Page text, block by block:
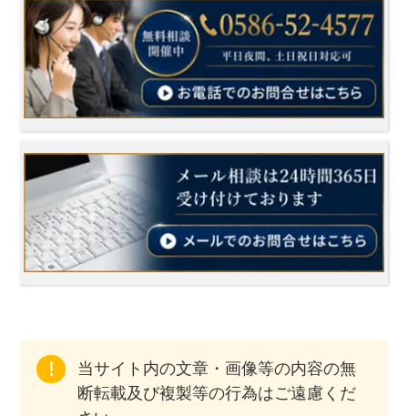
当サイト内の文章・画像等の内容の無
断転載及び複製等の行為はご遠慮くだ